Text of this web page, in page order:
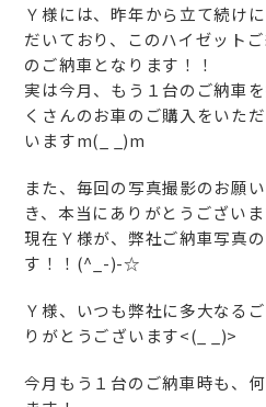
Ｙ様には、昨年から立て続け
だいており、このハイゼット
のご納車となります！！
実は今月、もう１台のご納車
くさんのお車のご購入をいた
いますm(_ _)m
また、毎回の写真撮影のお願
き、本当にありがとうござい
現在Ｙ様が、弊社ご納車写真
す！！(^_-)-☆
Ｙ様、いつも弊社に多大なる
りがとうございます<(_ _)>
今月もう１台のご納車時も、